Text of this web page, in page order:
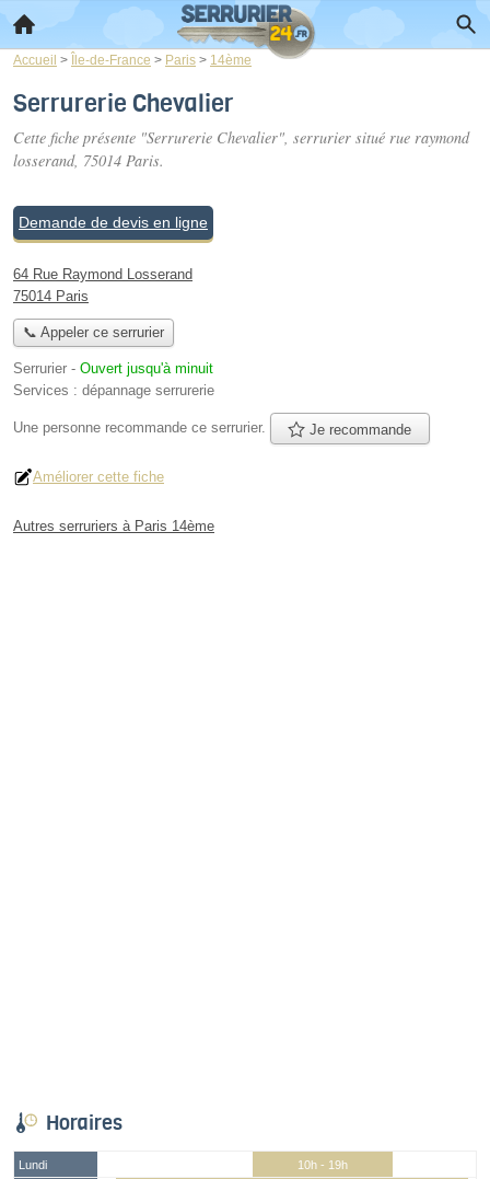
Accueil > Île-de-France > Paris > 14ème
Serrurerie Chevalier
Cette fiche présente "Serrurerie Chevalier", serrurier situé rue raymond
losserand, 75014 Paris.
Demande de devis en ligne
64 Rue Raymond Losserand
75014 Paris
📞 Appeler ce serrurier
Serrurier - Ouvert jusqu'à minuit
Services : dépannage serrurerie
Une personne recommande ce serrurier. Je recommande
Améliorer cette fiche
Autres serruriers à Paris 14ème
Horaires
Lundi
10h - 19h